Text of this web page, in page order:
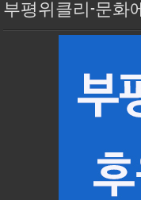
부평위클리-문화